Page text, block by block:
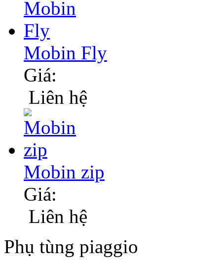
Mobin Fly
Giá:
Liên hệ
Mobin zip
Giá:
Liên hệ
Phụ tùng piaggio